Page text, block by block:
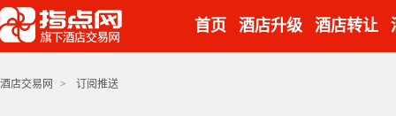
首页 酒店升级 酒店转让
酒店交易网 > 订阅推送